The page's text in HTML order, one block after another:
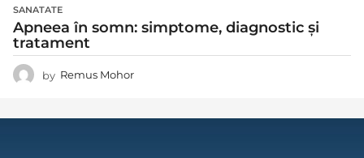
SANATATE
Apneea în somn: simptome, diagnostic și
tratament
by Remus Mohor